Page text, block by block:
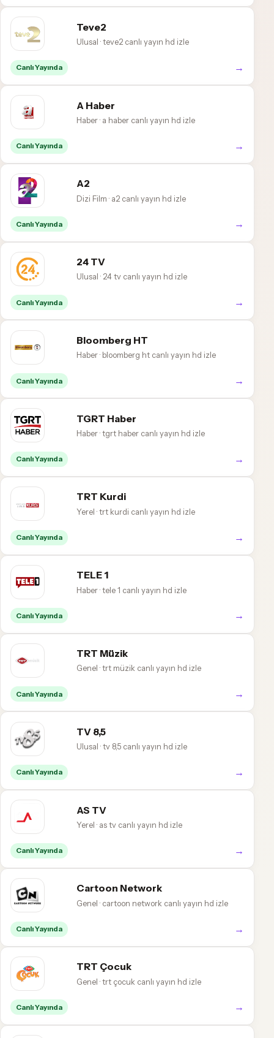
Teve2
Ulusal · teve2 canlı yayın hd izle
Canlı Yayında →
A Haber
Haber · a haber canlı yayın hd izle
Canlı Yayında →
A2
Dizi Film · a2 canlı yayın hd izle
Canlı Yayında →
24 TV
Ulusal · 24 tv canlı yayın hd izle
Canlı Yayında →
Bloomberg HT
Haber · bloomberg ht canlı yayın hd izle
Canlı Yayında →
TGRT Haber
Haber · tgrt haber canlı yayın hd izle
Canlı Yayında →
TRT Kurdi
Yerel · trt kurdi canlı yayın hd izle
Canlı Yayında →
TELE 1
Haber · tele 1 canlı yayın hd izle
Canlı Yayında →
TRT Müzik
Genel · trt müzik canlı yayın hd izle
Canlı Yayında →
TV 8,5
Ulusal · tv 8,5 canlı yayın hd izle
Canlı Yayında →
AS TV
Yerel · as tv canlı yayın hd izle
Canlı Yayında →
Cartoon Network
Genel · cartoon network canlı yayın hd izle
Canlı Yayında →
TRT Çocuk
Genel · trt çocuk canlı yayın hd izle
Canlı Yayında →